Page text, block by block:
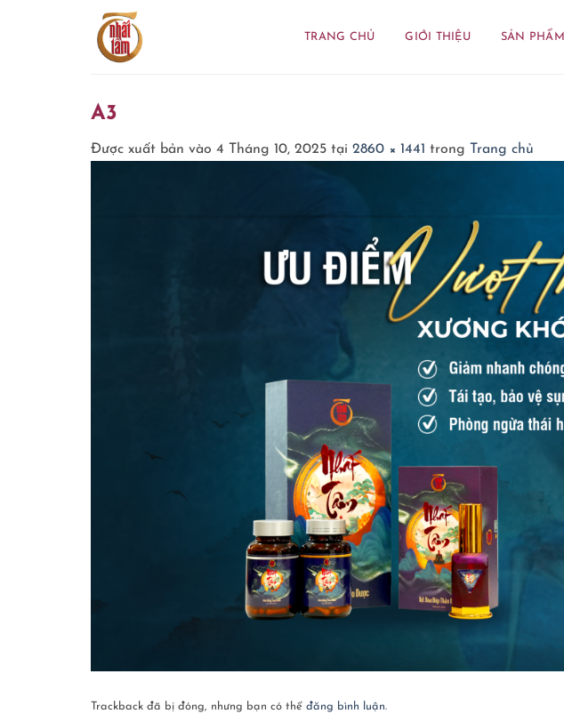
TRANG CHỦ GIỚI THIỆU SẢN PHẨM
A3
Được xuất bản vào 4 Tháng 10, 2025 tại 2860 × 1441 trong Trang chủ
Trackback đã bị đóng, nhưng bạn có thể đăng bình luận.